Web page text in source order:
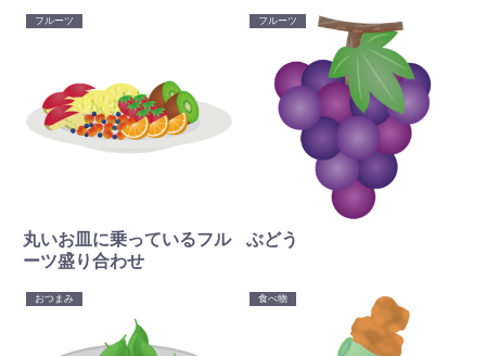
フルーツ
丸いお皿に乗っているフル
ーツ盛り合わせ
フルーツ
ぶどう
おつまみ 食べ物